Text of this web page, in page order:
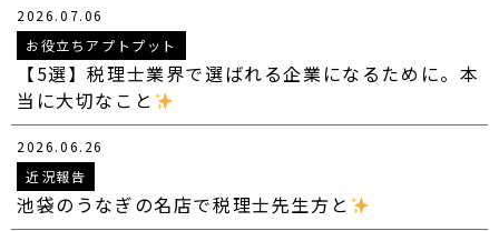
2026.07.06
お役立ちアプトプット
【5選】税理士業界で選ばれる企業になるために。本
当に大切なこと
2026.06.26
近況報告
池袋のうなぎの名店で税理士先生方と